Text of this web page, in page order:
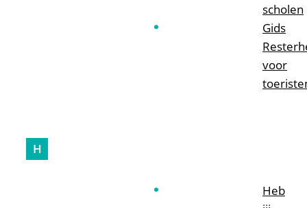
scholen
Gids
voor
H
Heb